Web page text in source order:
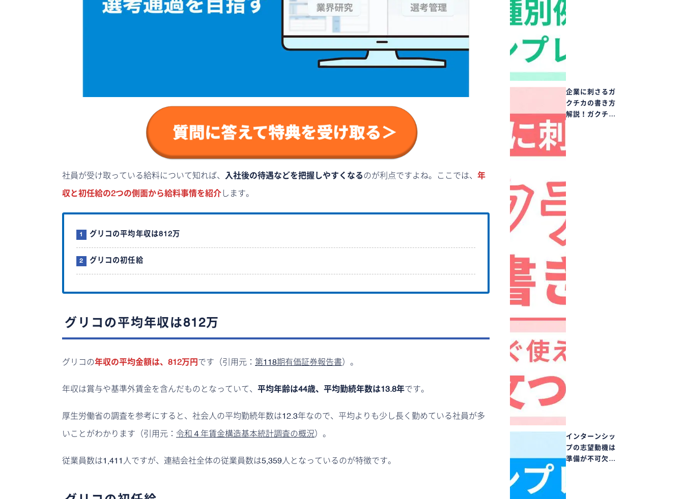
社員が受け取っている給料について知れば、 入社後の待遇などを把握しやすくなるのが利点ですよね。ここでは、 年
収と初任給の2つの側面から給料事情を紹介 します。
グリコの平均年収は812万
グリコの初任給
グリコの平均年収は812万
グリコの年収の平均金額は、812万円 です（引用元： 第118期有価証券報告書）。
年収は賞与や基準外賃金を含んだものとなっていて、 平均年齢は44歳、平均勤続年数は13.8年です。
厚生労働省の調査を参考にすると、社会人の平均勤続年数は12.3年なので、平均よりも少し長く勤めている社員が多
いことがわかります（引用元： 令和４年賃金構造基本統計調査の概況）。
従業員数は1,411人ですが、連結会社全体の従業員数は5,359人となっているのが特徴です。
企業に刺さるガ
クチカの書き方
解説！ガクチ…
インターンシッ
プの志望動機は
準備が不可欠…